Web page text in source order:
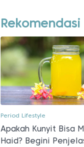
Rekomendasi
Period Lifestyle
Apakah Kunyit Bisa
Haid? Begini